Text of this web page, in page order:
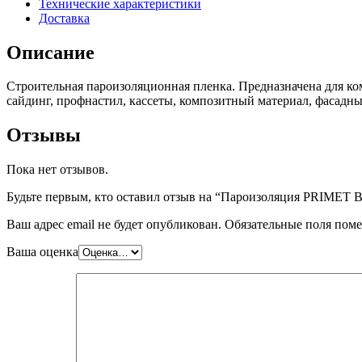
Технические характеристики
Доставка
Описание
Строительная пароизоляционная пленка. Предназначена для
сайдинг, профнастил, кассеты, композитный материал,
Отзывы
Пока нет отзывов.
Будьте первым, кто оставил отзыв на “Пароизоляция PRIMET
Ваш адрес email не будет опубликован. Обязательные поля
Ваша оценка